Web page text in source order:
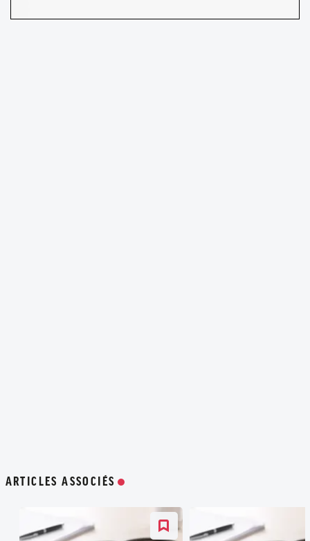
ARTICLES ASSOCIÉS